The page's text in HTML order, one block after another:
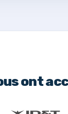
ont